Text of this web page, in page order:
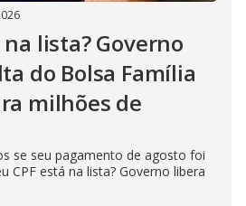
na lista? Governo
do Bolsa Família
milhões de
se seu pagamento de agosto foi
CPF está na lista? Governo libera